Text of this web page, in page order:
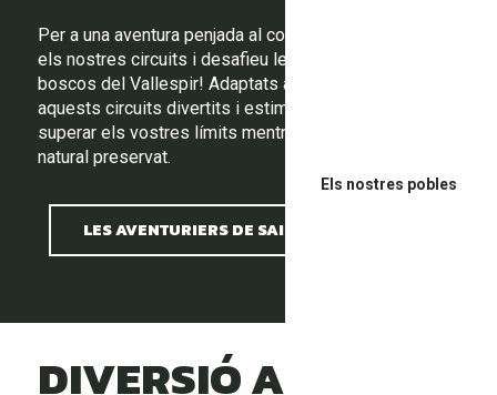
Els nostres pobles
Per a una aventura penjada al cor de la natura, proveu
els nostres circuits i desafieu les alçades al cor dels
boscos del Vallespir! Adaptats a tots els nivells,
aquests circuits divertits i estimulants us permetran
superar els vostres límits mentre gaudiu d’un entorn
natural preservat.
LES AVENTURIERS DE SAINT JEAN PARK
DIVERSIÓ AL